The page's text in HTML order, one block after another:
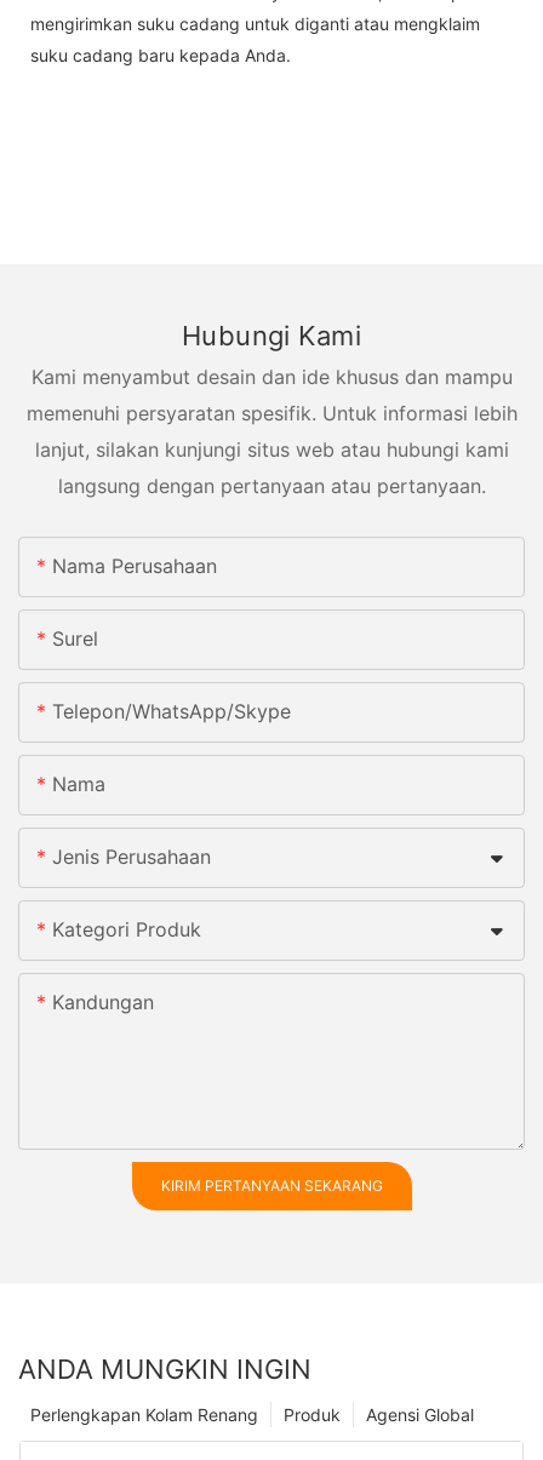
mengirimkan suku cadang untuk diganti atau mengklaim
suku cadang baru kepada Anda.
Hubungi Kami
Kami menyambut desain dan ide khusus dan mampu
memenuhi persyaratan spesifik. Untuk informasi lebih
lanjut, silakan kunjungi situs web atau hubungi kami
langsung dengan pertanyaan atau pertanyaan.
Nama Perusahaan
Surel
Telepon/WhatsApp/Skype
Nama
Jenis Perusahaan
Kategori Produk
Kandungan
KIRIM PERTANYAAN SEKARANG
ANDA MUNGKIN INGIN
Agensi Global
Produk
Perlengkapan Kolam Renang